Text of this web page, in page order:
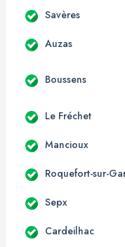
Savères
Auzas
Boussens
Le Fréchet
Mancioux
Roquefort-sur-
Sepx
Cardeilhac